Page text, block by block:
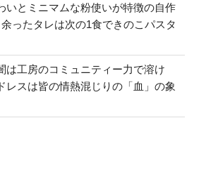
いとミニマムな粉使いが特徴の自作
ったタレは次の1食できのこパスタ
は工房のコミュニティー力で溶け
レスは皆の情熱混じりの「血」の象